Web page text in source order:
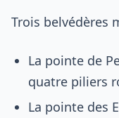
Trois belvédères
La pointe de
quatre piliers
La pointe des